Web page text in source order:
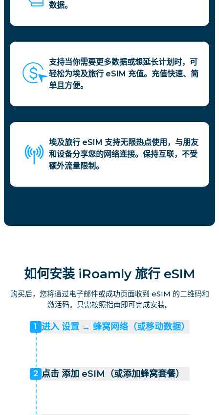
数据。
支持当你需要更多数据或想延长计划时，可
轻松为埃及旅行 eSIM 充值。充值快速、简
单且方便。
埃及旅行 eSIM 支持无限热点使用，与朋友
和设备分享您的网络连接。保持互联，不受
额外流量限制。
如何安装 iRoamly 旅行 eSIM
购买后，您将通过电子邮件或成功页面收到 eSIM 的二维码和
激活码。只需按照指南即可完成安装。
1 进入 设置 → 蜂窝网络（或移动数据）
2 点击 添加 eSIM（或添加蜂窝套餐）